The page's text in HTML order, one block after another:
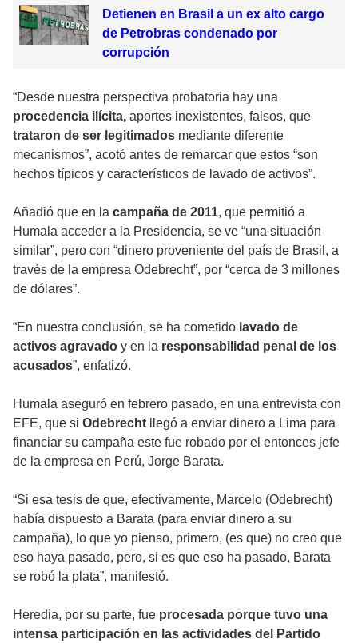
Detienen en Brasil a un ex alto cargo
de Petrobras condenado por
corrupción
“Desde nuestra perspectiva probatoria hay una
procedencia ilícita, aportes inexistentes, falsos, que
trataron de ser legitimados mediante diferente
mecanismos”, acotó antes de remarcar que estos “son
hechos típicos y característicos de lavado de activos”.
Añadió que en la campaña de 2011, que permitió a
Humala acceder a la Presidencia, se ve “una situación
similar”, pero con “dinero proveniente del país de Brasil, a
través de la empresa Odebrecht”, por “cerca de 3 millones
de dólares”.
“En nuestra conclusión, se ha cometido lavado de
activos agravado y en la responsabilidad penal de los
acusados”, enfatizó.
Humala aseguró en febrero pasado, en una entrevista con
EFE, que si Odebrecht llegó a enviar dinero a Lima para
financiar su campaña este fue robado por el entonces jefe
de la empresa en Perú, Jorge Barata.
“Si esa tesis de que, efectivamente, Marcelo (Odebrecht)
había dispuesto a Barata (para enviar dinero a su
campaña), lo que yo pienso, primero, (es que) no creo que
eso haya pasado, pero, si es que eso ha pasado, Barata
se robó la plata”, manifestó.
Heredia, por su parte, fue procesada porque tuvo una
intensa participación en las actividades del Partido